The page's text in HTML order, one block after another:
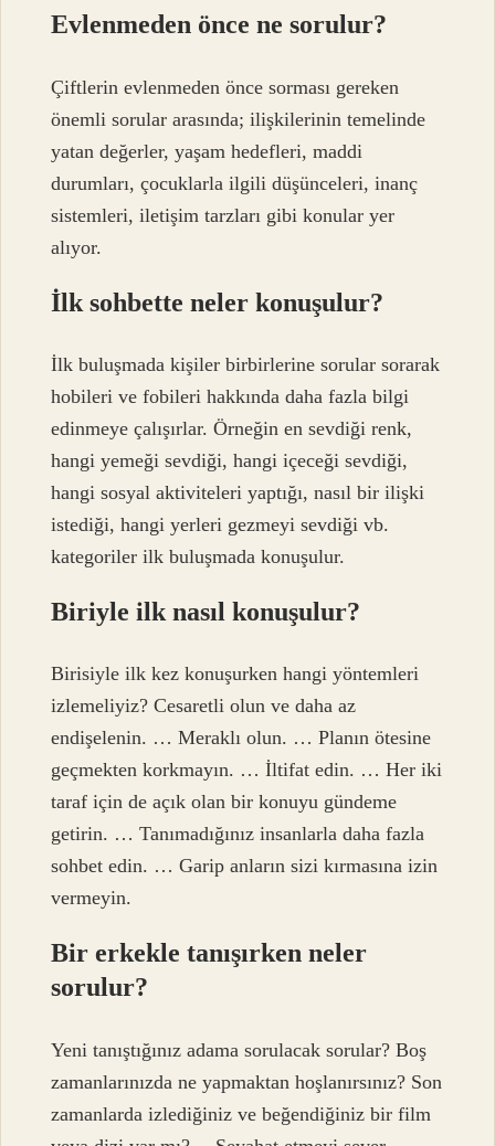
Evlenmeden önce ne sorulur?
Çiftlerin evlenmeden önce sorması gereken
önemli sorular arasında; ilişkilerinin temelinde
yatan değerler, yaşam hedefleri, maddi
durumları, çocuklarla ilgili düşünceleri, inanç
sistemleri, iletişim tarzları gibi konular yer
alıyor.
İlk sohbette neler konuşulur?
İlk buluşmada kişiler birbirlerine sorular sorarak
hobileri ve fobileri hakkında daha fazla bilgi
edinmeye çalışırlar. Örneğin en sevdiği renk,
hangi yemeği sevdiği, hangi içeceği sevdiği,
hangi sosyal aktiviteleri yaptığı, nasıl bir ilişki
istediği, hangi yerleri gezmeyi sevdiği vb.
kategoriler ilk buluşmada konuşulur.
Biriyle ilk nasıl konuşulur?
Birisiyle ilk kez konuşurken hangi yöntemleri
izlemeliyiz? Cesaretli olun ve daha az
endişelenin. … Meraklı olun. … Planın ötesine
geçmekten korkmayın. … İltifat edin. … Her iki
taraf için de açık olan bir konuyu gündeme
getirin. … Tanımadığınız insanlarla daha fazla
sohbet edin. … Garip anların sizi kırmasına izin
vermeyin.
Bir erkekle tanışırken neler
sorulur?
Yeni tanıştığınız adama sorulacak sorular? Boş
zamanlarınızda ne yapmaktan hoşlanırsınız? Son
zamanlarda izlediğiniz ve beğendiğiniz bir film